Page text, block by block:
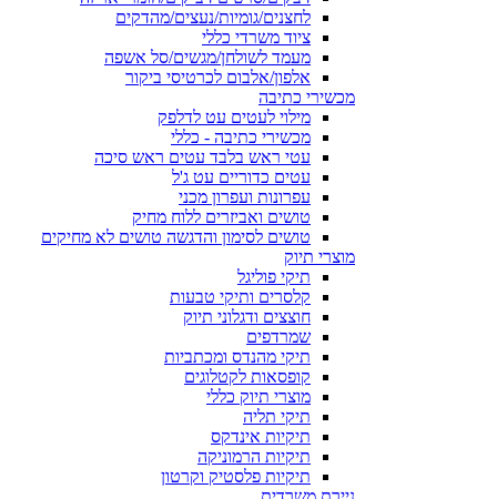
לחצנים/גומיות/נעצים/מהדקים
ציוד משרדי כללי
מעמד לשולחן/מגשים/סל אשפה
אלפון/אלבום לכרטיסי ביקור
מכשירי כתיבה
מילוי לעטים עט לדלפק
מכשירי כתיבה - כללי
עטי ראש בלבד עטים ראש סיכה
עטים כדוריים עט ג'ל
עפרונות ועפרון מכני
טושים ואביזרים ללוח מחיק
טושים לסימון והדגשה טושים לא מחיקים
מוצרי תיוק
תיקי פוליגל
קלסרים ותיקי טבעות
חוצצים ודגלוני תיוק
שמרדפים
תיקי מהנדס ומכתביות
קופסאות לקטלוגים
מוצרי תיוק כללי
תיקי תליה
תיקיות אינדקס
תיקיות הרמוניקה
תיקיות פלסטיק וקרטון